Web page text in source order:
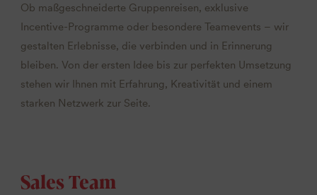
Sales Team
Ob maßgeschneiderte Gruppenreisen, exklusive
Incentive-Programme oder besondere Teamevents – wir
gestalten Erlebnisse, die verbinden und in Erinnerung
bleiben. Von der ersten Idee bis zur perfekten Umsetzung
stehen wir Ihnen mit Erfahrung, Kreativität und einem
starken Netzwerk zur Seite.